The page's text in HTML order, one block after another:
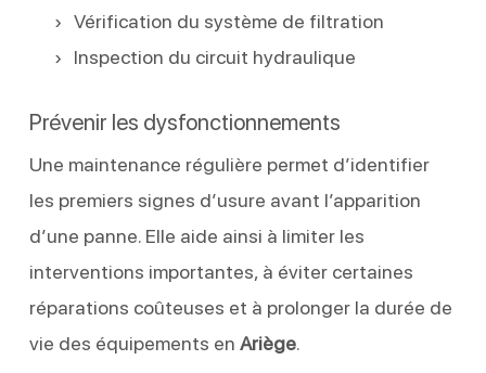
Vérification du système de filtration
Inspection du circuit hydraulique
Prévenir les dysfonctionnements
Une maintenance régulière permet d’identifier
les premiers signes d’usure avant l’apparition
d’une panne. Elle aide ainsi à limiter les
interventions importantes, à éviter certaines
réparations coûteuses et à prolonger la durée de
vie des équipements en Ariège.